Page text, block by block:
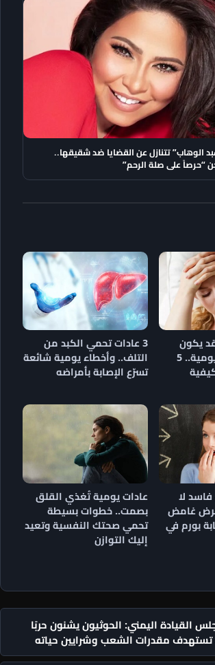
الوهاب” تتنازل عن القضايا ضد شقيقها..
“حرصاً على صلة الرحم”
يكون
بسبب عاداتك اليومية.. 5
3 عادات تحمي الكبد من
التلف.. وأخطاء يومية شائعة
تسرّع الإصابة بأمراضه
فاسد لا
عرض غامض
بورم في
عادات يومية تُغذي القلق
بصمت.. خطوات بسيطة
تحمي صحتك النفسية وتعيد
إليك التوازن
القيادة اليمني: الحوثيون يشنون حربًا
مقدرات الشعب وشرايين حياته